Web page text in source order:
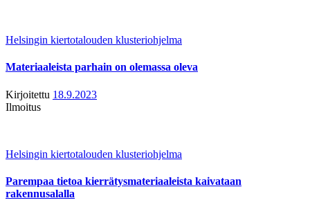
Helsingin kiertotalouden klusteriohjelma
Materiaaleista parhain on olemassa oleva
Kirjoitettu 18.9.2023
Ilmoitus
Helsingin kiertotalouden klusteriohjelma
Parempaa tietoa kierrätysmateriaaleista kaivataan
rakennusalalla